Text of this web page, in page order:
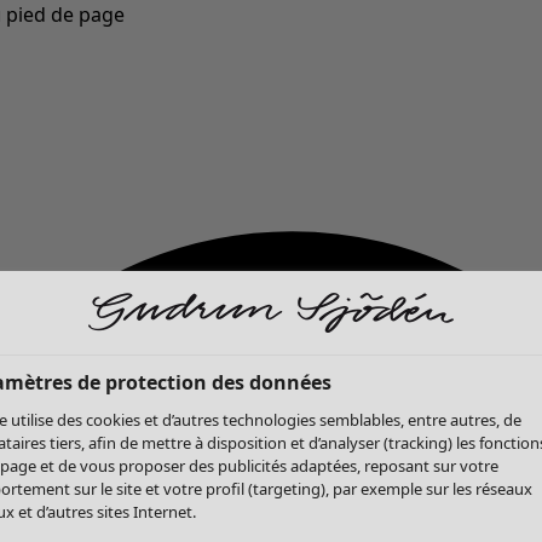
pied de page
de protection des données
utilise des cookies et d’autres technologies semblables, entre autres, de
tiers, afin de mettre à disposition et d’analyser (tracking) les
et de vous proposer des publicités adaptées, reposant sur votre
sur le site et votre profil (targeting), par exemple sur les réseaux
et d’autres sites Internet.